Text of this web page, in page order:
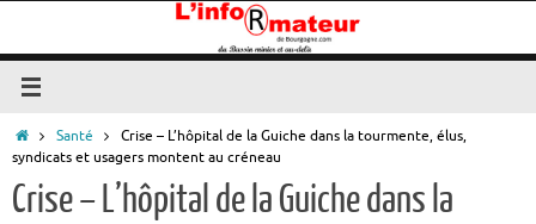
contenu
Accueil
Santé
Crise – L’hôpital de la Guiche dans la tourmente, élus,
syndicats et usagers montent au créneau
Crise – L’hôpital de la Guiche dans la